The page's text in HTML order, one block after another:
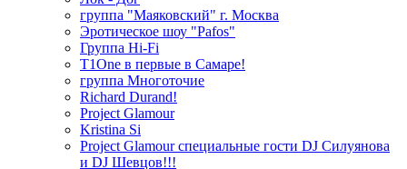
группа "Маяковский" г. Москва
Эротическое шоу "Pafos"
Группа Hi-Fi
T1One в первые в Самаре!
группа Многоточие
Richard Durand!
Project Glamour
Kristina Si
Project Glamour специальные гости DJ Силуянова
и DJ Шевцов!!!